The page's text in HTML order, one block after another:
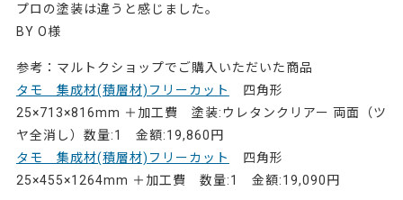
プロの塗装は違うと感じました。
BY O様
参考：マルトクショップでご購入いただいた商品
タモ 集成材(積層材)フリーカット
四角形
25×713×816mm ＋加工費 塗装:ウレタンクリアー 両面（ツ
ヤ全消し）数量:1 金額:19,860円
タモ 集成材(積層材)フリーカット
四角形
25×455×1264mm ＋加工費 数量:1 金額:19,090円